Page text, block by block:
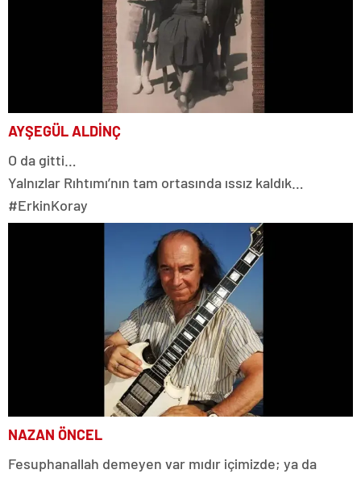
AYŞEGÜL ALDİNÇ
O da gitti…
Yalnızlar Rıhtımı’nın tam ortasında ıssız kaldık…
#ErkinKoray
NAZAN ÖNCEL
Fesuphanallah demeyen var mıdır içimizde; ya da